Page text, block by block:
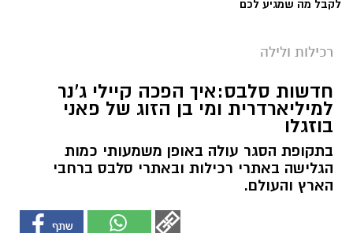
לקבל מה שמגיע לכם
רכילות ולילה
חדשות סלבס:איך הפכה קיילי ג'נר
למיליארדרית ומי בן הזוג של פאני
בוזגלו
בתקופת הסגר עולה באופן משמעותי כמות
הגלישה באתרי רכילות ובאתרי סלבס ברחבי
הארץ והעולם.